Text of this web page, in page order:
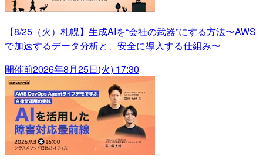
【8/25（火）札幌】生成AIを“会社の武器”にする方法〜AWS
で加速するデータ分析と、安全に導入する仕組み〜
開催前2026年8月25日(火) 17:30